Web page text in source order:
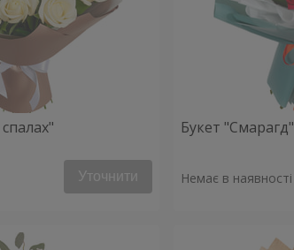
Уточнити
Букет "Смарагд"
Немає в наявності